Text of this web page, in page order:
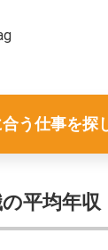
う仕事を探
平均年収